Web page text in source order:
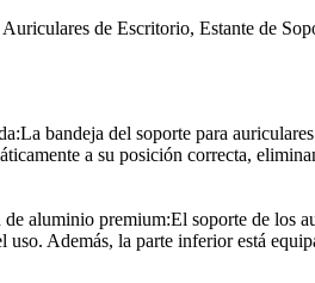
de Escritorio, Estante de
bandeja del soporte para
a su posición correcta,
aluminio premium:El soporte de los
uso. Además, la parte inferior está